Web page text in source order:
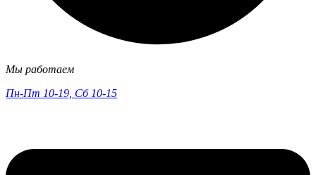
Мы работаем
Пн-Пт 10-19, Сб 10-15